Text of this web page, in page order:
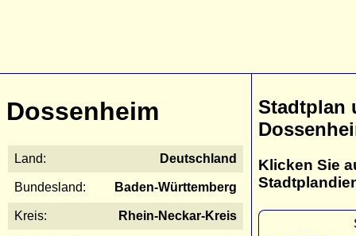
Dossenheim
Land: Deutschland
Bundesland: Baden-Württemberg
Kreis: Rhein-Neckar-Kreis
Stadtplan
Klicken Sie